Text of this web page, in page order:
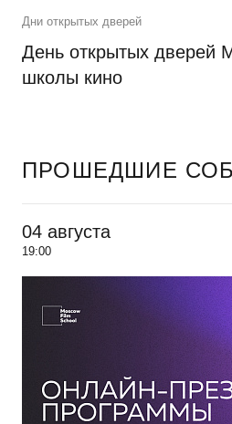
Дни открытых дверей
День открытых дверей
школы кино
ПРОШЕДШИЕ
04 августа
19:00